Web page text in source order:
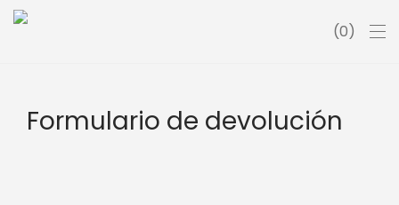
0
Formulario de devolución